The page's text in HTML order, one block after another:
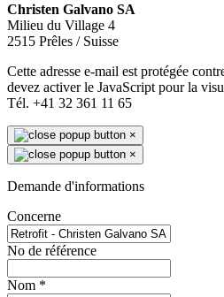
Christen Galvano SA
Milieu du Village 4
2515 Prêles / Suisse
Cette adresse e-mail est protégée
devez activer le JavaScript pour la
Tél. +41 32 361 11 65
×
×
Demande d'informations
Concerne
No de référence
Nom *